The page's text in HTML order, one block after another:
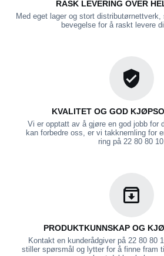
RASK LEVERING OVER
Med eget lager og stort
bevegelse for å raskt levere
KVALITET OG GOD
Vi er opptatt av å gjøre en god jobb for
kan forbedre oss, er vi takknemling for
ring på 22 80 80
PRODUKTKUNNSKAP OG
Kontakt en kunderådgiver på 22 80 80
stiller spørsmål og lytter for å finne fram